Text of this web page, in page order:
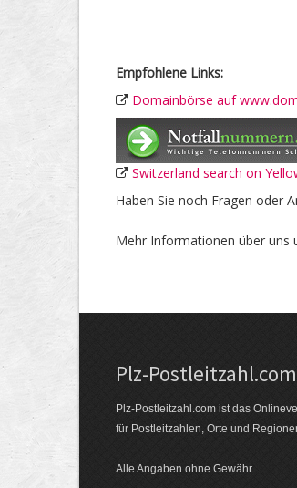
Empfohlene Links:
Domainbörse auf
Switzerland search on
Haben Sie noch Fragen oder
Mehr Informationen über uns
Plz-Postleitzahl.com
Plz-Postleitzahl.com ist das
für Postleitzahlen, Orte und
Alle Angaben ohne Gewähr